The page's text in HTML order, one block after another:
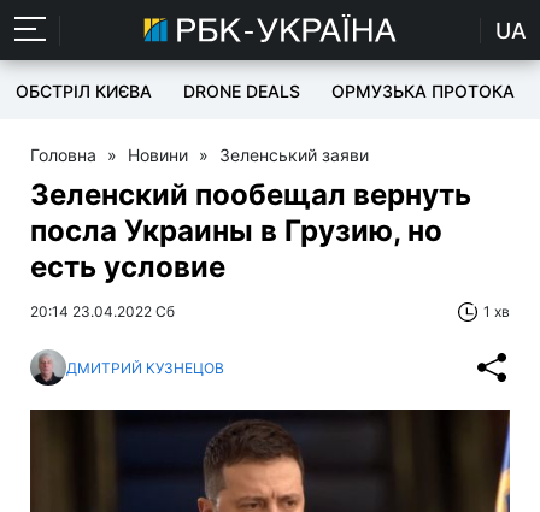
UA
ОБСТРІЛ КИЄВА DRONE DEALS ОРМУЗЬКА ПРОТОКА
Головна » Новини » Зеленський заяви
Зеленский пообещал вернуть
посла Украины в Грузию, но
есть условие
20:14 23.04.2022 Сб 1 хв
ДМИТРИЙ КУЗНЕЦОВ